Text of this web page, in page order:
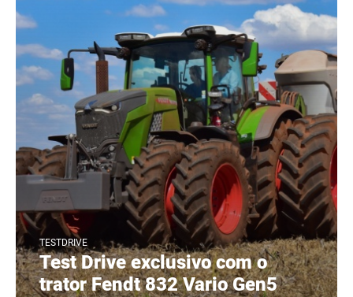
TESTDRIVE
Test Drive exclusivo com o
trator Fendt 832 Vario Gen5